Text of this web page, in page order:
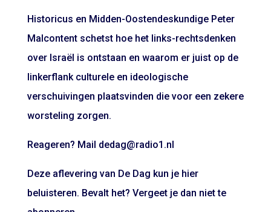
Historicus en Midden-Oostendeskundige Peter
Malcontent schetst hoe het links-rechtsdenken
over Israël is ontstaan en waarom er juist op de
linkerflank culturele en ideologische
verschuivingen plaatsvinden die voor een zekere
worsteling zorgen.
Reageren? Mail dedag@radio1.nl
Deze aflevering van De Dag kun je hier
beluisteren. Bevalt het? Vergeet je dan niet te